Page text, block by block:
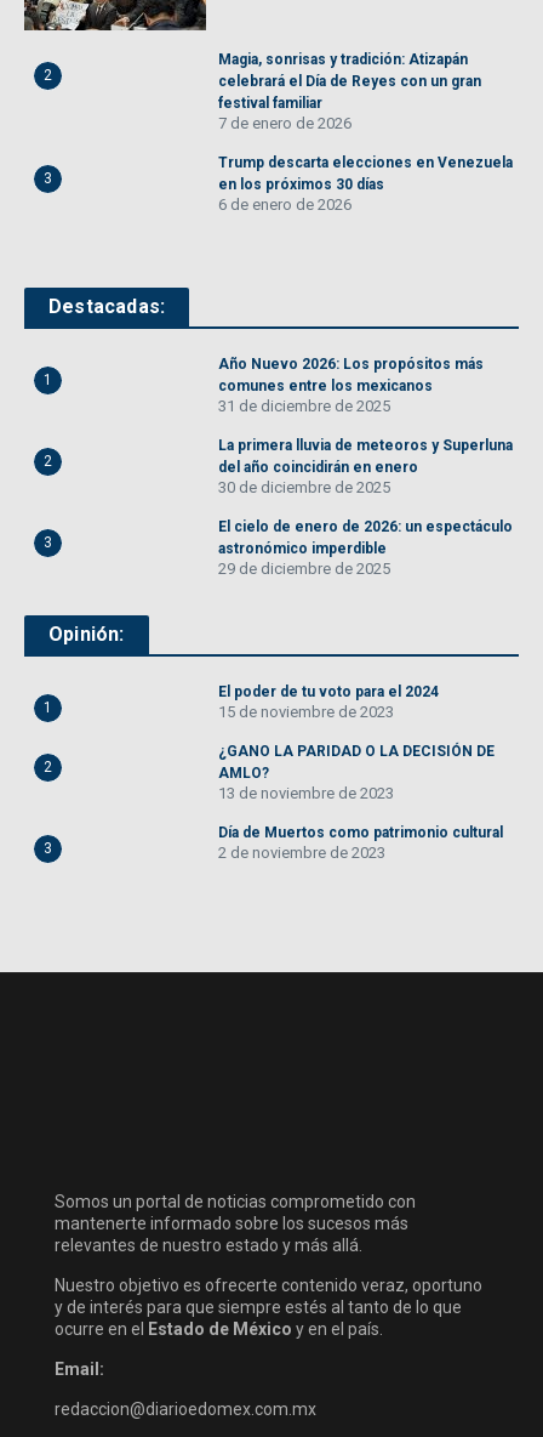
2
Magia, sonrisas y tradición: Atizapán
celebrará el Día de Reyes con un gran
festival familiar
7 de enero de 2026
3
Trump descarta elecciones en Venezuela
en los próximos 30 días
6 de enero de 2026
Destacadas:
1
Año Nuevo 2026: Los propósitos más
comunes entre los mexicanos
31 de diciembre de 2025
2
La primera lluvia de meteoros y Superluna
del año coincidirán en enero
30 de diciembre de 2025
3
El cielo de enero de 2026: un espectáculo
astronómico imperdible
29 de diciembre de 2025
Opinión:
1
El poder de tu voto para el 2024
15 de noviembre de 2023
2
¿GANO LA PARIDAD O LA DECISIÓN DE
AMLO?
13 de noviembre de 2023
3
Día de Muertos como patrimonio cultural
2 de noviembre de 2023
Somos un portal de noticias comprometido con
mantenerte informado sobre los sucesos más
relevantes de nuestro estado y más allá.
Nuestro objetivo es ofrecerte contenido veraz, oportuno
y de interés para que siempre estés al tanto de lo que
ocurre en el
Estado de México y en el país.
Email:
redaccion@diarioedomex.com.mx